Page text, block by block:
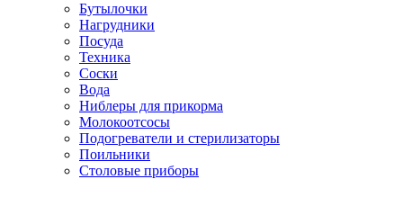
Бутылочки
Нагрудники
Посуда
Техника
Соски
Вода
Ниблеры для прикорма
Молокоотсосы
Подогреватели и стерилизаторы
Поильники
Столовые приборы